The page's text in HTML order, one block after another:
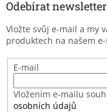
Odebírat newsletter
Vložte svůj e-mail a my
produktech na našem
E-mail
Vložením e-mailu
osobních údajů